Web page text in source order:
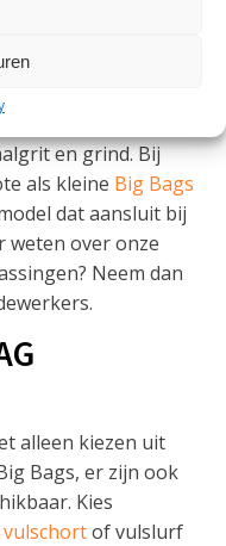
eindeloos. U
grondstoffen mee
en grind. Bij
als kleine Big Bags
dat aansluit bij
weten over onze
Neem dan
alleen kiezen uit
Bags, er zijn ook
Kies
vulschortof vulslurf